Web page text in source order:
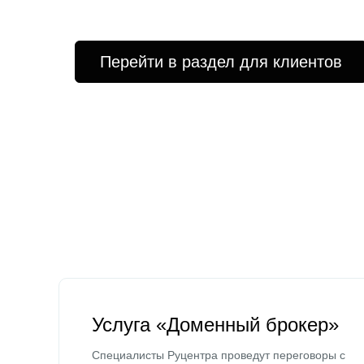
Перейти в раздел для клиентов
Услуга «Доменный брокер»
Специалисты Руцентра проведут переговоры с